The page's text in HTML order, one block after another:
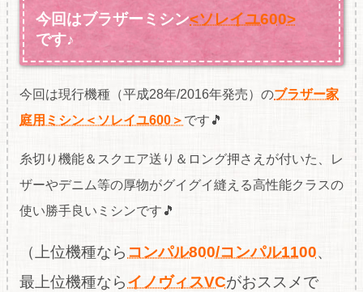
今回はブラザーミシン<ソレイユ600>
です♪
今回は現行機種（平成28年/2016年発売）のブラザー家
庭用ミシン＜ソレイユ600＞ です🎵
糸切り機能＆スクエア送り＆ロング押さえが付いた、レ
ザーやデニム等の厚物がグイグイ縫える高性能クラスの
使い勝手良いミシンです🎵
（上位機種なら コンパル800/コンパル1100、
最上位機種ならイノヴィスVCがおススメで